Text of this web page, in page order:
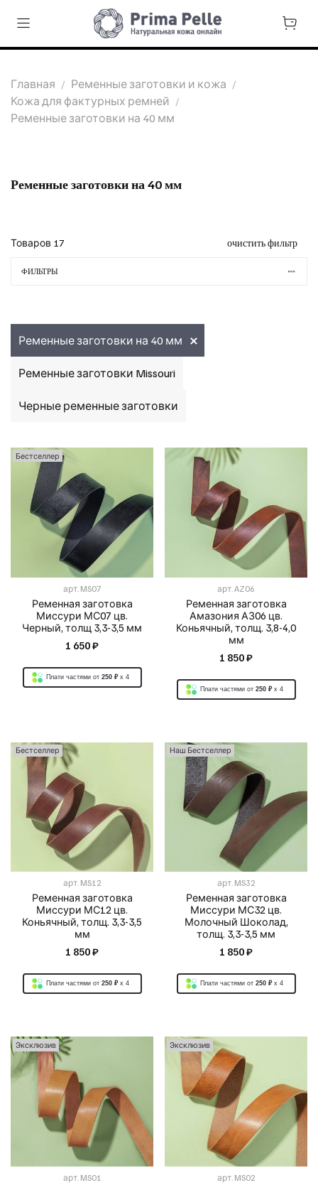
Главная
Ременные заготовки и кожа
Кожа для фактурных ремней
Ременные заготовки на 40 мм
Ременные заготовки на 40 мм
Товаров 17 очистить фильтр
ФИЛЬТРЫ
Ременные заготовки на 40 мм
Ременные заготовки Missouri
Черные ременные заготовки
Бестселлер
арт. MS07
Ременная заготовка
Миссури МС07 цв.
Черный, толщ 3,3-3,5 мм
1 650 ₽
Плати частями от 250 ₽ x 4
арт. AZ06
Ременная заготовка
Амазония АЗ06 цв.
Коньячный, толщ. 3,8-4,0
мм
1 850 ₽
Плати частями от 250 ₽ x 4
Бестселлер
арт. MS12
Ременная заготовка
Миссури МС12 цв.
Коньячный, толщ. 3,3-3,5
мм
1 850 ₽
Плати частями от 250 ₽ x 4
Наш Бестселлер
арт. MS32
Ременная заготовка
Миссури МС32 цв.
Молочный Шоколад,
толщ. 3,3-3,5 мм
1 850 ₽
Плати частями от 250 ₽ x 4
Эксклюзив
арт. MS01
Эксклюзив
арт. MS02